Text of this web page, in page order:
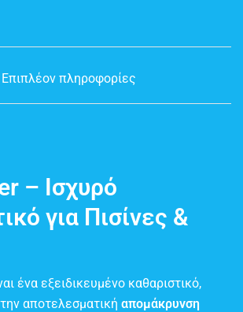
Επιπλέον πληροφορίες
– Ισχυρό
για Πισίνες &
ένα εξειδικευμένο καθαριστικό,
αποτελεσματική απομάκρυνση